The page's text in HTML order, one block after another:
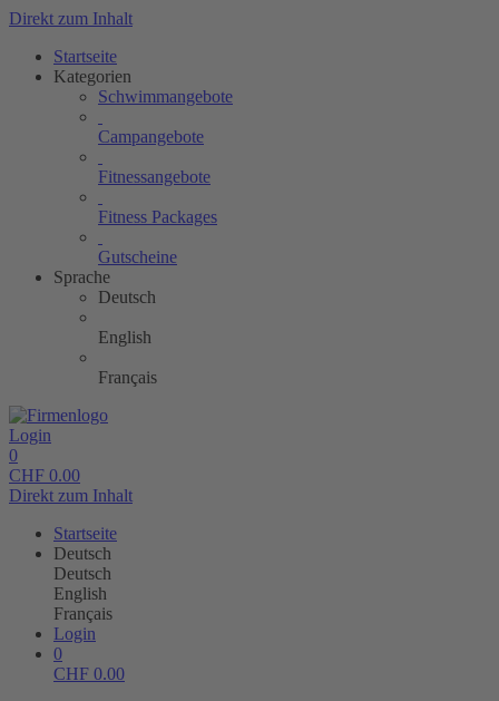
Direkt zum Inhalt
Startseite
Kategorien
Schwimmangebote
Campangebote
Fitnessangebote
Fitness Packages
Gutscheine
Sprache
Deutsch
English
Français
Login
0
CHF 0.00
Direkt zum Inhalt
Startseite
Deutsch
Deutsch
English
Français
Login
0
CHF 0.00